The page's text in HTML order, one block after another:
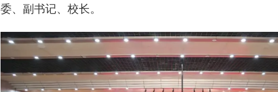
女子利用漏洞0元薅走3000多件家电
贵州轮胎子公司获美国退税8136万
东方甄选被判赔偿江小白30万元
奋进开新局 实干挑大梁
委、副书记、校长。